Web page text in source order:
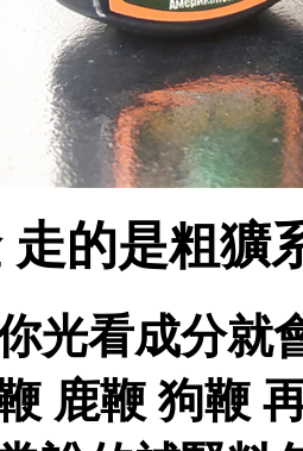
走的是粗獷
光看成分就
鹿鞭 狗鞭